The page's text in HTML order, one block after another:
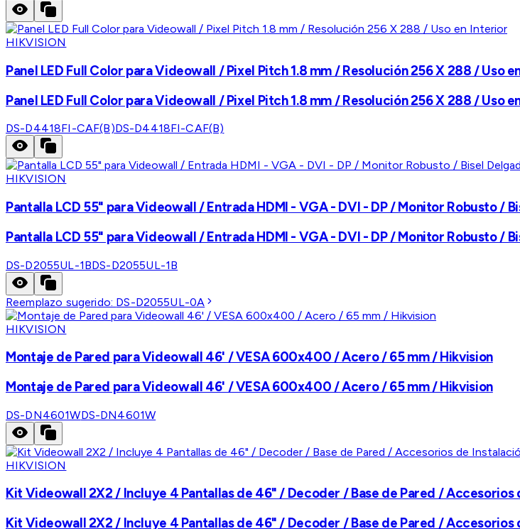
HIKVISION
Panel LED Full Color para Videowall / Pixel Pitch 1.8 mm / Resolución 256 X 288 / Uso
Panel LED Full Color para Videowall / Pixel Pitch 1.8 mm / Resolución 256 X 288 / Uso
DS-D4418FI-CAF(B)DS-D4418FI-CAF(B)
HIKVISION
Pantalla LCD 55" para Videowall / Entrada HDMI - VGA - DVI - DP / Monitor Robusto /
Pantalla LCD 55" para Videowall / Entrada HDMI - VGA - DVI - DP / Monitor Robusto /
DS-D2055UL-1BDS-D2055UL-1B
Reemplazo sugerido: DS-D2055UL-0A
HIKVISION
Montaje de Pared para Videowall 46' / VESA 600x400 / Acero / 65 mm / Hikvision
Montaje de Pared para Videowall 46' / VESA 600x400 / Acero / 65 mm / Hikvision
DS-DN4601WDS-DN4601W
HIKVISION
Kit Videowall 2X2 / Incluye 4 Pantallas de 46" / Decoder / Base de Pared / Accesorios
Kit Videowall 2X2 / Incluye 4 Pantallas de 46" / Decoder / Base de Pared / Accesorios